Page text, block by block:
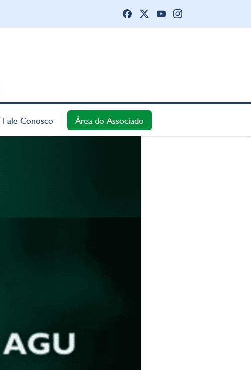
Fale Conosco Área do Associado